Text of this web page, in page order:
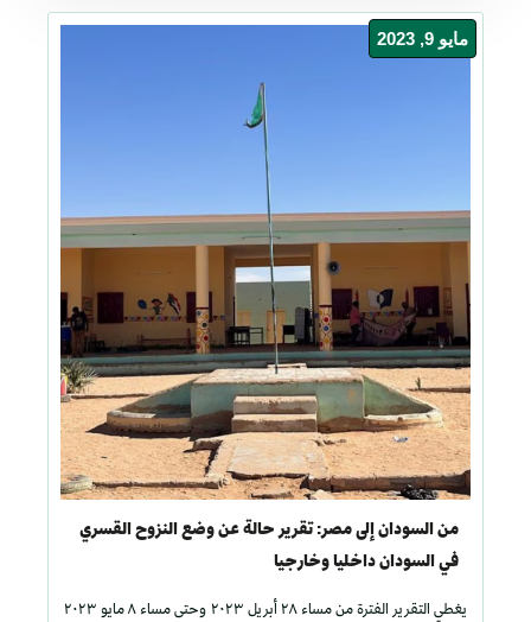
مايو 9, 2023
من السودان إلى مصر: تقرير حالة عن وضع النزوح القسري
في السودان داخليا وخارجيا
يغطي التقرير الفترة من مساء ٢٨ أبريل ٢٠٢٣ وحتى مساء ٨ مايو ٢٠٢٣